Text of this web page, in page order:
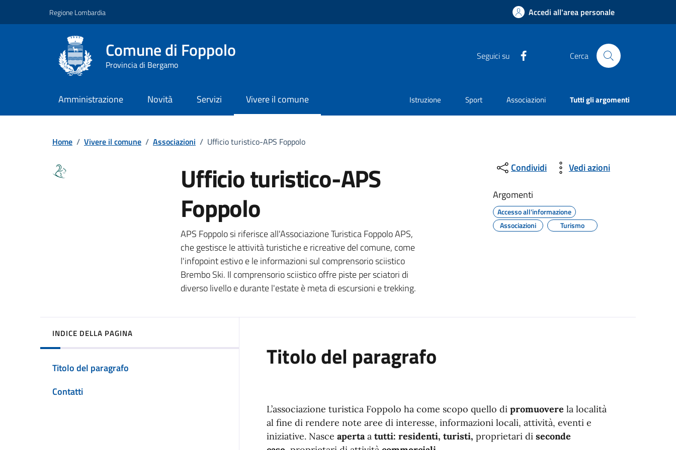
Regione Lombardia Accedi all'area personale
Comune di Foppolo
Provincia di Bergamo
Seguici su Cerca
Amministrazione Novità Servizi Vivere il comune Istruzione Sport Associazioni Tutti gli argomenti
Home / Vivere il comune / Associazioni / Ufficio turistico-APS Foppolo
Ufficio turistico-APS
Foppolo
APS Foppolo si riferisce all'Associazione Turistica Foppolo APS,
che gestisce le attività turistiche e ricreative del comune, come
l'infopoint estivo e le informazioni sul comprensorio sciistico
Brembo Ski. Il comprensorio sciistico offre piste per sciatori di
diverso livello e durante l'estate è meta di escursioni e trekking.
Condividi
Vedi azioni
Argomenti
Accesso all'informazione
Associazioni
Turismo
INDICE DELLA PAGINA
Titolo del paragrafo
Contatti
Titolo del paragrafo
L’associazione turistica Foppolo ha come scopo quello di promuovere la località
al fine di rendere note aree di interesse, informazioni locali, attività, eventi e
iniziative. Nasce apertaa tutti: residenti, turisti, proprietari di seconde